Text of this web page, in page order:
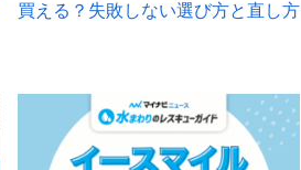
買える？失敗しない選び方と直し方